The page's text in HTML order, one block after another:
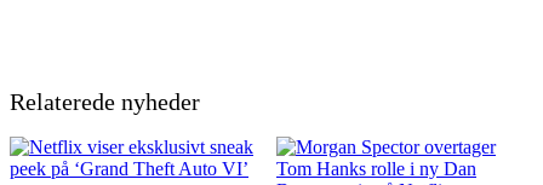
Relaterede nyheder